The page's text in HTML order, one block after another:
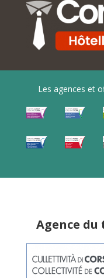
Les agences et
Agence du